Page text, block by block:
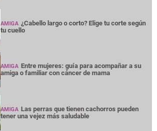
AMIGA ¿Cabello largo o corto? Elige tu corte según
tu cuello
AMIGA Entre mujeres: guía para acompañar a su
amiga o familiar con cáncer de mama
AMIGA Las perras que tienen cachorros pueden
tener una vejez más saludable